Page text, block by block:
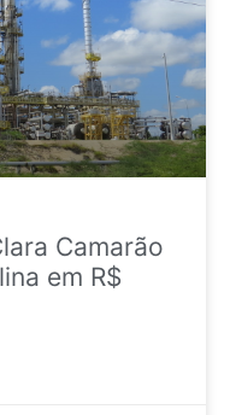
Camarão
em R$